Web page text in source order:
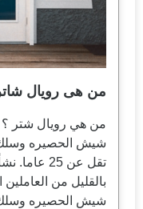
من هى رويال
من هي رويال شتر
شيش الحصيره وسلك
تقل عن 25
بالقليل من
شيش الحصيره وسلك